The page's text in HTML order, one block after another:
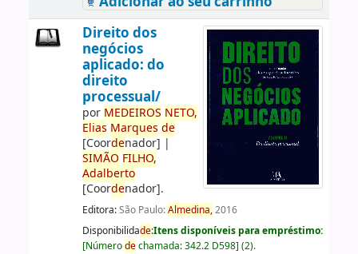
Direito dos
negócios
aplicado: do
direito
processual/
por MEDEIROS NETO,
Elias Marques de
[Coordenador] |
SIMÃO FILHO,
Adalberto
[Coordenador].
Editora:São Paulo:Almedina,2016
Disponibilidade:Itens disponíveis para empréstimo:
[Númerodechamada:342.2 D598] (2).